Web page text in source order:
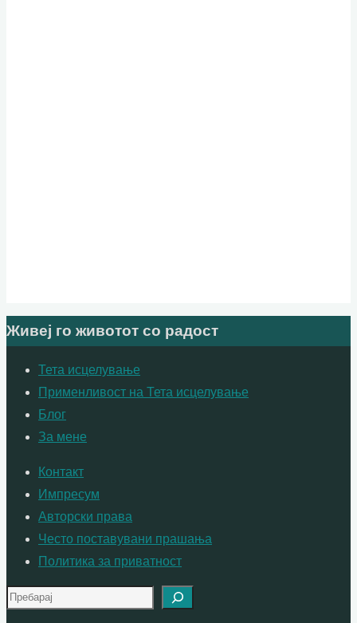
Живеј го животот со радост
Тета исцелување
Применливост на Тета исцелување
Блог
За мене
Контакт
Импресум
Авторски права
Често поставувани прашања
Политика за приватност
Search